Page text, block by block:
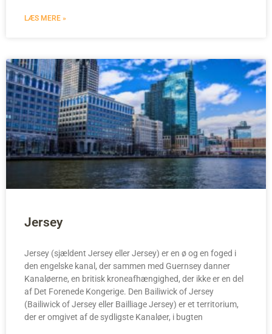
LÆS MERE »
Jersey
Jersey (sjældent Jersey eller Jersey) er en ø og en foged i
den engelske kanal, der sammen med Guernsey danner
Kanaløerne, en britisk kroneafhængighed, der ikke er en del
af Det Forenede Kongerige. Den Bailiwick of Jersey
(Bailiwick of Jersey eller Bailliage Jersey) er et territorium,
der er omgivet af de sydligste Kanaløer, i bugten